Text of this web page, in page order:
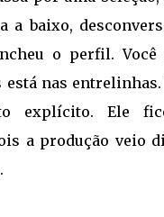
a baixo,
o perfil. Você
nas entrelinhas.
explícito. Ele
a produção veio